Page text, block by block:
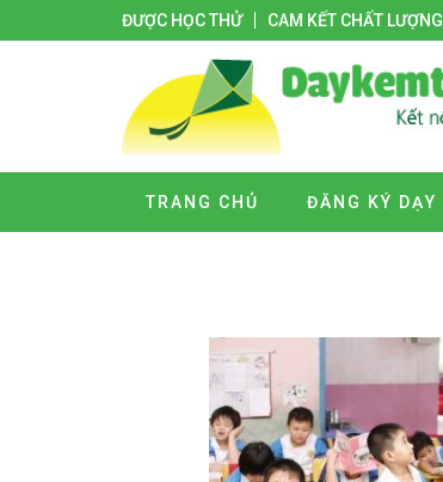
ĐƯỢC HỌC THỬ CAM KẾT CHẤT LƯỢNG
TRANG CHỦ ĐĂNG KÝ DẠY